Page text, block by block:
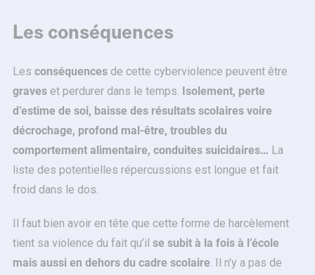
Les conséquences
Les conséquences de cette cyberviolence peuvent être
graves et perdurer dans le temps. Isolement, perte
d’estime de soi, baisse des résultats scolaires voire
décrochage, profond mal-être, troubles du
comportement alimentaire, conduites suicidaires… La
liste des potentielles répercussions est longue et fait
froid dans le dos.
Il faut bien avoir en tête que cette forme de harcèlement
tient sa violence du fait qu’il se subit à la fois à l’école
mais aussi en dehors du cadre scolaire. Il n’y a pas de